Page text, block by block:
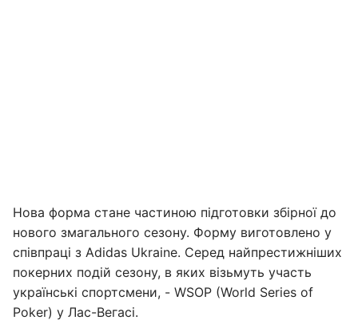
Нова форма стане частиною підготовки збірної до
нового змагального сезону. Форму виготовлено у
співпраці з Adidas Ukraine. Серед найпрестижніших
покерних подій сезону, в яких візьмуть участь
українські спортсмени, - WSOP (World Series of
Poker) у Лас-Вегасі.